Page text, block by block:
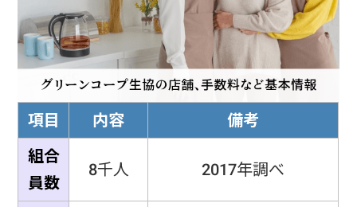
項目 内容
備考
組合
員数
8千人 2017年調べ